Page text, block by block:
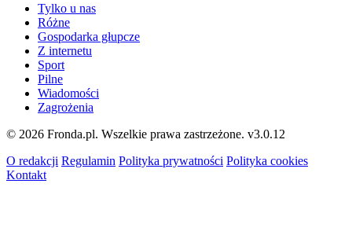
Tylko u nas
Różne
Gospodarka głupcze
Z internetu
Sport
Pilne
Wiadomości
Zagrożenia
© 2026 Fronda.pl. Wszelkie prawa zastrzeżone. v3.0.12
O redakcji Regulamin Polityka prywatności Polityka cookies
Kontakt